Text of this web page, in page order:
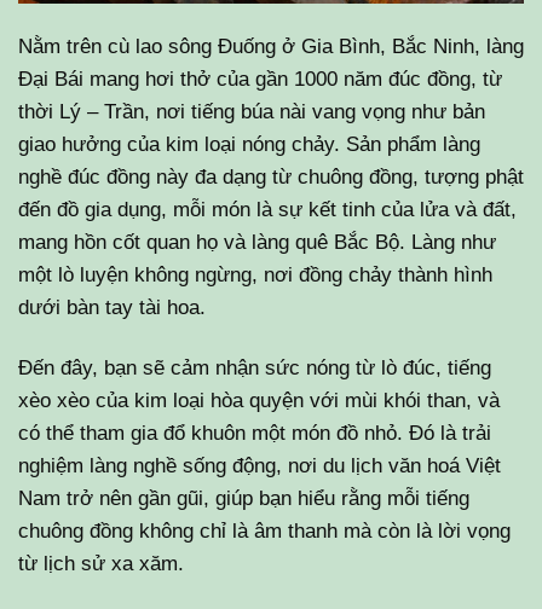
Nằm trên cù lao sông Đuống ở Gia Bình, Bắc Ninh, làng
Đại Bái mang hơi thở của gần 1000 năm đúc đồng, từ
thời Lý – Trần, nơi tiếng búa nài vang vọng như bản
giao hưởng của kim loại nóng chảy. Sản phẩm làng
nghề đúc đồng này đa dạng từ chuông đồng, tượng phật
đến đồ gia dụng, mỗi món là sự kết tinh của lửa và đất,
mang hồn cốt quan họ và làng quê Bắc Bộ. Làng như
một lò luyện không ngừng, nơi đồng chảy thành hình
dưới bàn tay tài hoa.
Đến đây, bạn sẽ cảm nhận sức nóng từ lò đúc, tiếng
xèo xèo của kim loại hòa quyện với mùi khói than, và
có thể tham gia đổ khuôn một món đồ nhỏ. Đó là trải
nghiệm làng nghề sống động, nơi du lịch văn hoá Việt
Nam trở nên gần gũi, giúp bạn hiểu rằng mỗi tiếng
chuông đồng không chỉ là âm thanh mà còn là lời vọng
từ lịch sử xa xăm.